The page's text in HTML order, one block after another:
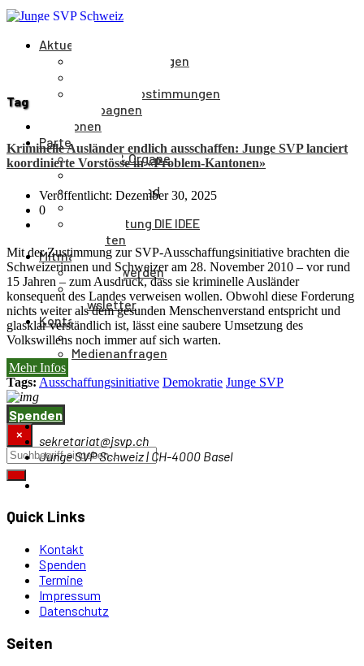
Aktuelles
Medienmitteilungen
Parolen & Abstimmungen
Kampagnen
Positionen
Partei
Aufbau & Organe
Kantone
Parteivorstand
Parteizeitung DIE IDEE
Statuten
Mitmachen
Mitglied werden
Spenden
Newsletter
Kontakt
Kontakt
Medienanfragen
FR
Spenden
×
Tag
Kriminelle Ausländer endlich ausschaffen: Junge SVP lanciert
koordinierte Vorstösse in «Problem-Kantonen»
Veröffentlicht: Dezember 30, 2025
0
Mit der Zustimmung zur SVP-Ausschaffungsinitiative brachten die
Schweizerinnen und Schweizer am 28. November 2010 – vor rund
15 Jahren – zum Ausdruck, dass sie kriminelle Ausländer
konsequent des Landes verweisen wollen. Obwohl diese Forderung
nichts weiter als dem gesunden Menschenverstand entspricht und
glasklar verständlich ist, lässt eine saubere Umsetzung des
Volkswillens noch immer auf sich warten.
Mehr Infos
Tags: Ausschaffungsinitiative Demokratie Junge SVP
sekretariat@jsvp.ch
Junge SVP Schweiz | CH-4000 Basel
Quick Links
Kontakt
Spenden
Termine
Impressum
Datenschutz
Seiten